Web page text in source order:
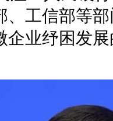
、工信部等
企业纾困发